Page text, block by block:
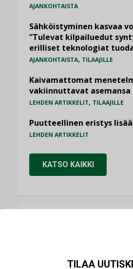
AJANKOHTAISTA
Sähköistyminen kasvaa
”Tulevat kilpailuedut
erilliset teknologiat
AJANKOHTAISTA, TILAAJILLE
Kaivamattomat
vakiinnuttavat
LEHDEN ARTIKKELIT, TILAAJILLE
Puutteellinen eristys
LEHDEN ARTIKKELIT
KATSO KAIKKI
käyttöön kiinteistöissä
TILAA